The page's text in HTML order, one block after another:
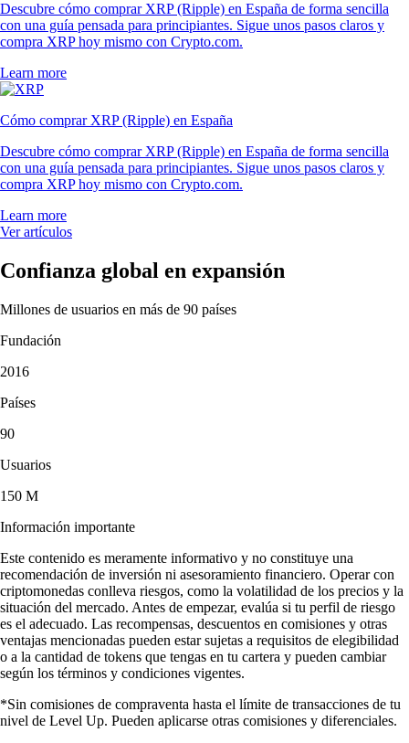
Descubre cómo comprar XRP (Ripple) en España de forma sencilla
con una guía pensada para principiantes. Sigue unos pasos claros y
compra XRP hoy mismo con Crypto.com.
Learn more
Cómo comprar XRP (Ripple) en España
Descubre cómo comprar XRP (Ripple) en España de forma sencilla
con una guía pensada para principiantes. Sigue unos pasos claros y
compra XRP hoy mismo con Crypto.com.
Learn more
Ver artículos
Confianza global en expansión
Millones de usuarios en más de 90 países
Fundación
2016
Países
90
Usuarios
150 M
Información importante
Este contenido es meramente informativo y no constituye una
recomendación de inversión ni asesoramiento financiero. Operar con
criptomonedas conlleva riesgos, como la volatilidad de los precios y la
situación del mercado. Antes de empezar, evalúa si tu perfil de riesgo
es el adecuado. Las recompensas, descuentos en comisiones y otras
ventajas mencionadas pueden estar sujetas a requisitos de elegibilidad
o a la cantidad de tokens que tengas en tu cartera y pueden cambiar
según los términos y condiciones vigentes.
*Sin comisiones de compraventa hasta el límite de transacciones de tu
nivel de Level Up. Pueden aplicarse otras comisiones y diferenciales.